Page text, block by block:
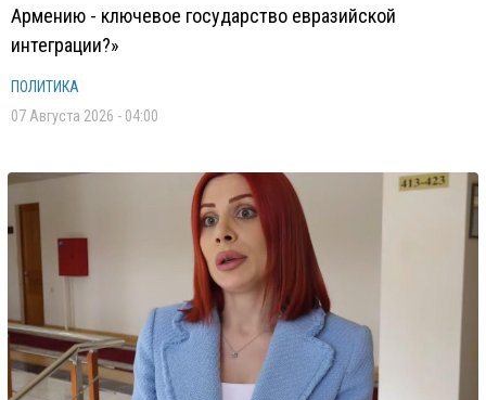
Армению - ключевое государство евразийской
интеграции?»
ПОЛИТИКА
07 Августа 2026 - 04:00